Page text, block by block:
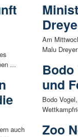
...
auch
Am
Malu
und
Bodo
Zoo